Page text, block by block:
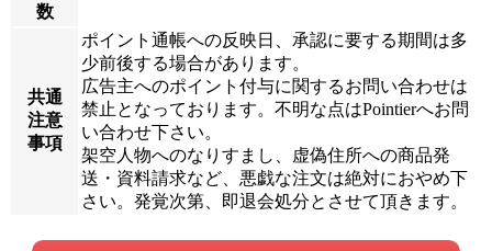
数
共通
注意
事項
ポイント通帳への反映日、承認に要する期間は多
少前後する場合があります。
広告主へのポイント付与に関するお問い合わせは
禁止となっております。不明な点はPointierへお問
い合わせ下さい。
架空人物へのなりすまし、虚偽住所への商品発
送・資料請求など、悪戯な注文は絶対におやめ下
さい。発覚次第、即退会処分とさせて頂きます。